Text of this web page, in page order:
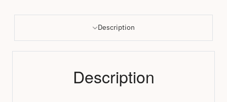
Description
Description